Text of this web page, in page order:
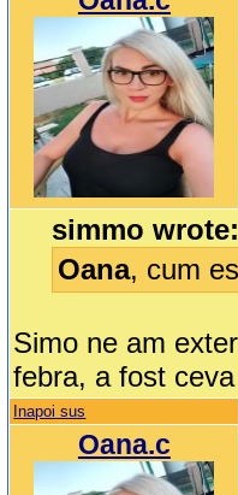
simmo wrote:
Oana, cum
Simo ne am
febra, a fost
Inapoi sus
Oana.c